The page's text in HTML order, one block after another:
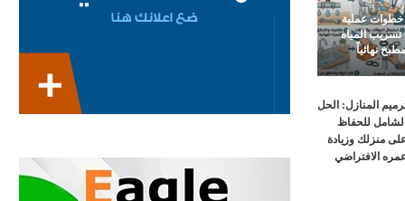
خطوات عملية
المياه
نهائياً
المنازل: الحل
الشامل للحفاظ
منزلك وزيادة
الافتراضي